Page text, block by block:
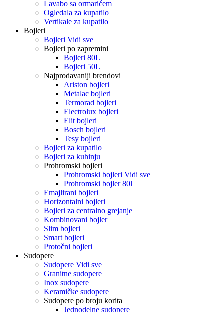
Lavabo sa ormarićem
Ogledala za kupatilo
Vertikale za kupatilo
Bojleri
Bojleri Vidi sve
Bojleri po zapremini
Bojleri 80L
Bojleri 50L
Najprodavaniji brendovi
Ariston bojleri
Metalac bojleri
Termorad bojleri
Electrolux bojleri
Elit bojleri
Bosch bojleri
Tesy bojleri
Bojleri za kupatilo
Bojleri za kuhinju
Prohromski bojleri
Prohromski bojleri Vidi sve
Prohromski bojler 80l
Emajlirani bojleri
Horizontalni bojleri
Bojleri za centralno grejanje
Kombinovani bojler
Slim bojleri
Smart bojleri
Protočni bojleri
Sudopere
Sudopere Vidi sve
Granitne sudopere
Inox sudopere
Keramičke sudopere
Sudopere po broju korita
Jednodelne sudopere